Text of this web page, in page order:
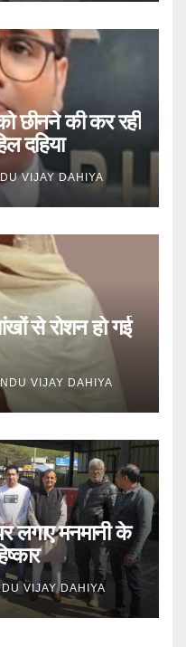
छीनने की कर रही
दहिया
VIJAY DAHIYA
से रोशन हो गई
VIJAY DAHIYA
लगाए मनमानी के
VIJAY DAHIYA